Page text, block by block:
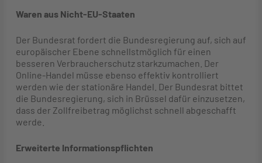
Waren aus Nicht-EU-Staaten
Der Bundesrat fordert die Bundesregierung auf, sich auf
europäischer Ebene schnellstmöglich für einen
besseren Verbraucherschutz starkzumachen. Der
Online-Handel müsse ebenso effektiv kontrolliert
werden wie der stationäre Handel. Der Bundesrat bittet
die Bundesregierung, sich in Brüssel dafür einzusetzen,
dass der Zollfreibetrag möglichst schnell abgeschafft
werde.
Erweiterte Informationspflichten